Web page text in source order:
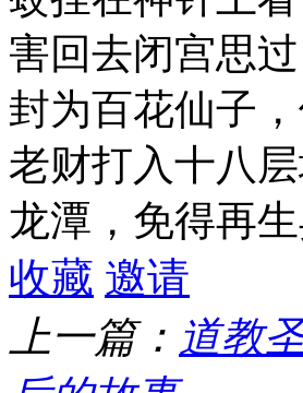
害回去闭宫思
封为百花仙子
老财打入十八
龙潭，免得再
收藏 邀请
上一篇： 道教